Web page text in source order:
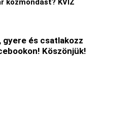
közmondást? KVÍZ
és csatlakozz
Köszönjük!